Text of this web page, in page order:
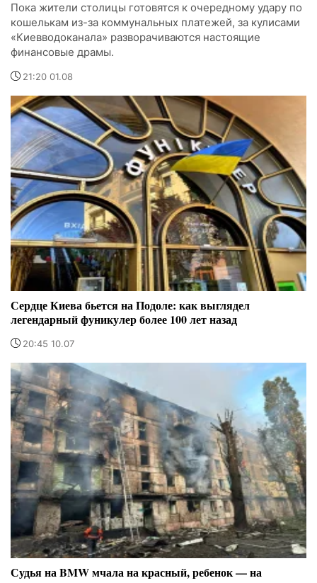
Пока жители столицы готовятся к очередному удару по
кошелькам из-за коммунальных платежей, за кулисами
«Киевводоканала» разворачиваются настоящие
финансовые драмы.
21:20 01.08
Сердце Киева бьется на Подоле: как выглядел
легендарный фуникулер более 100 лет назад
20:45 10.07
Судья на BMW мчала на красный, ребенок — на